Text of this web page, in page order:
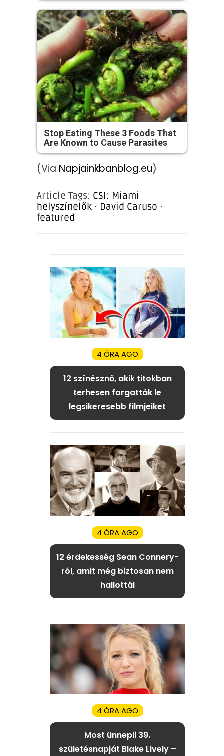
Stop Eating These 3 Foods That
Are Known to Cause Parasites
(Via Napjainkbanblog.eu)
Article Tags: CSI: Miami
helyszínelők · David Caruso ·
featured
4 ÓRA AGO
12 színésznő, akik titokban
terhesen forgatták le
legsikeresebb filmjeiket
4 ÓRA AGO
12 érdekesség Sean Connery-
ról, amit még biztosan nem
hallottál
4 ÓRA AGO
Most ünnepli 39.
születésnapját Blake Lively –